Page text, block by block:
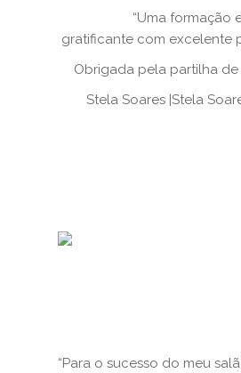
“Uma formação
gratificante com excelente
Obrigada pela partilha de
Stela Soares |Stela
“Para o sucesso do meu